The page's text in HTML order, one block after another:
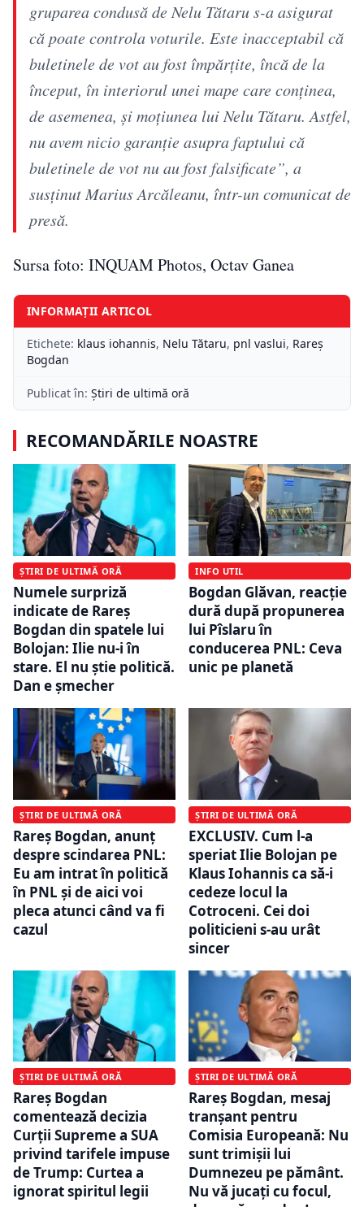
gruparea condusă de Nelu Tătaru s-a asigurat
că poate controla voturile. Este inacceptabil că
buletinele de vot au fost împărţite, încă de la
început, în interiorul unei mape care conţinea,
de asemenea, şi moţiunea lui Nelu Tătaru. Astfel,
nu avem nicio garanţie asupra faptului că
buletinele de vot nu au fost falsificate”, a
susţinut Marius Arcăleanu, într-un comunicat de
presă.
Sursa foto: INQUAM Photos, Octav Ganea
INFORMAȚII ARTICOL
Etichete: klaus iohannis, Nelu Tătaru, pnl vaslui, Rareș
Bogdan
Publicat în: Știri de ultimă oră
RECOMANDĂRILE NOASTRE
ȘTIRI DE ULTIMĂ ORĂ
Numele surpriză
indicate de Rareș
Bogdan din spatele lui
Bolojan: Ilie nu-i în
stare. El nu știe politică.
Dan e șmecher
INFO UTIL
Bogdan Glăvan, reacție
dură după propunerea
lui Pîslaru în
conducerea PNL: Ceva
unic pe planetă
ȘTIRI DE ULTIMĂ ORĂ
Rareș Bogdan, anunț
despre scindarea PNL:
Eu am intrat în politică
în PNL şi de aici voi
pleca atunci când va fi
cazul
ȘTIRI DE ULTIMĂ ORĂ
EXCLUSIV. Cum l-a
speriat Ilie Bolojan pe
Klaus Iohannis ca să-i
cedeze locul la
Cotroceni. Cei doi
politicieni s-au urât
sincer
ȘTIRI DE ULTIMĂ ORĂ
Rareș Bogdan
comentează decizia
Curții Supreme a SUA
privind tarifele impuse
de Trump: Curtea a
ignorat spiritul legii
ȘTIRI DE ULTIMĂ ORĂ
Rareș Bogdan, mesaj
tranșant pentru
Comisia Europeană: Nu
sunt trimișii lui
Dumnezeu pe pământ.
Nu vă jucați cu focul,